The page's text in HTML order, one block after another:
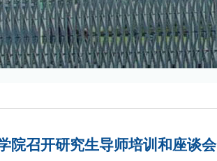
志愿服务
心理健康
就业指导
院召开研究生导师培训和座谈会